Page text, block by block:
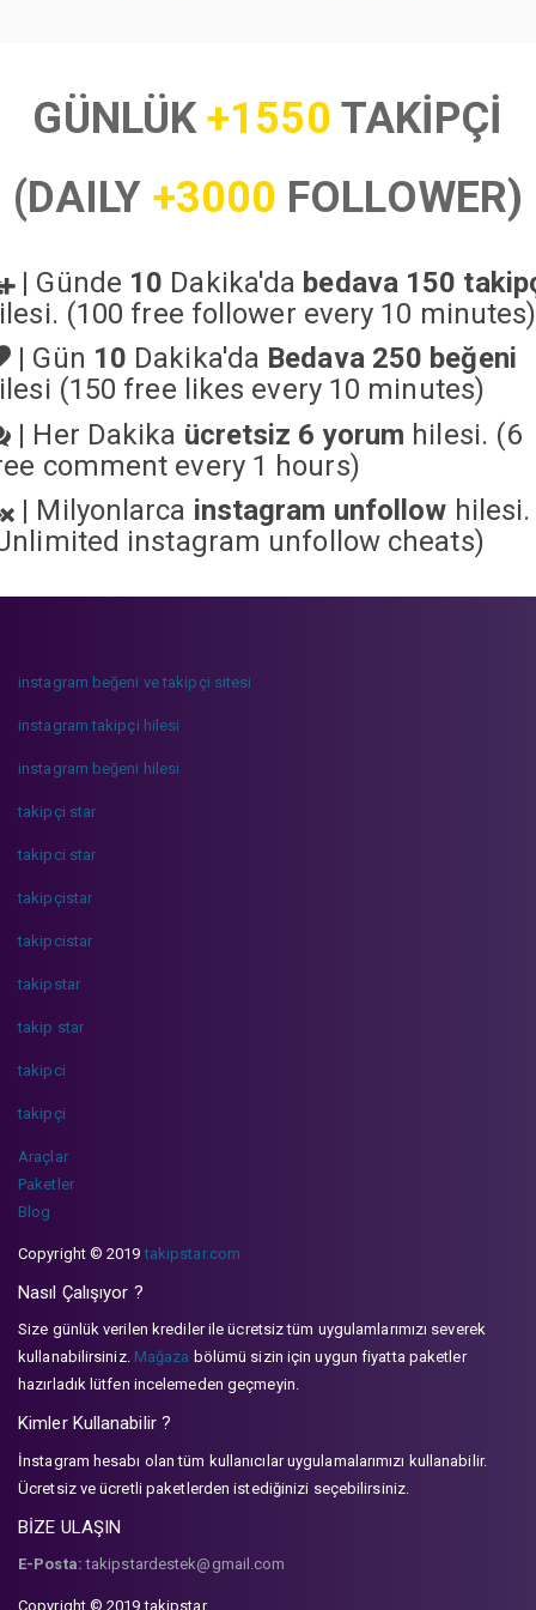
GÜNLÜK+1550 TAKİPÇİ
(DAILY +3000 FOLLOWER)
| Günde 10 Dakika'da bedava 150
(100 free follower every 10 minutes)
| Gün 10 Dakika'da Bedava 250 beğeni
(150 free likes every 10 minutes)
| Her Dakika ücretsiz 6 yorum hilesi. (6
comment every 1 hours)
| Milyonlarca instagram unfollow hilesi.
instagram unfollow cheats)
instagram beğeni ve takipçi sitesi
instagram takipçi hilesi
instagram beğeni hilesi
takipçi star
takipci star
takipçistar
takipcistar
takipstar
takip star
takipci
takipçi
Araçlar
Paketler
Blog
Copyright © 2019takipstar.com
Nasıl Çalışıyor ?
Size günlük verilen krediler ile ücretsiz tüm uygulamlarımızı severek
kullanabilirsiniz. Mağaza bölümü sizin için uygun fiyatta paketler
hazırladık lütfen incelemeden geçmeyin.
Kimler Kullanabilir ?
İnstagram hesabı olan tüm kullanıcılar uygulamalarımızı kullanabilir.
Ücretsiz ve ücretli paketlerden istediğinizi seçebilirsiniz.
BİZE ULAŞIN
E-Posta: takipstardestek@gmail.com
Copyright © 2019 takipstar.